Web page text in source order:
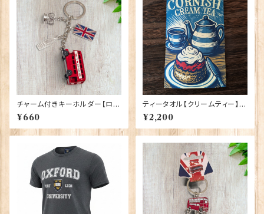
チャーム付きキーホルダー【ロン
ドンバス】A&S Gift 90422
¥660
ティータオル【クリームティー】El
gate Products 50001-X
¥2,200